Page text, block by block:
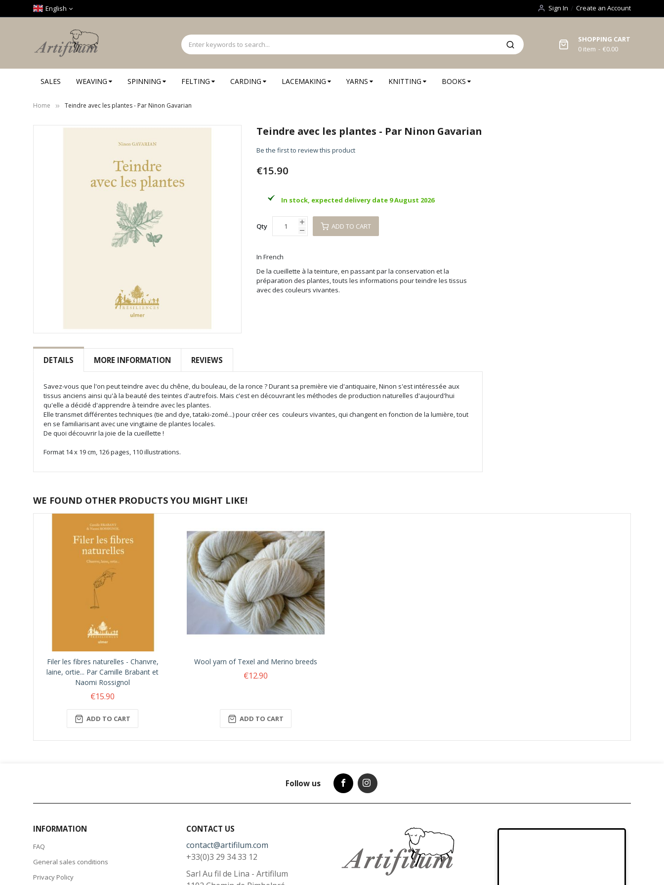
English Sign In Create an Account
SHOPPING CART
0 item €0.00
SALES WEAVING SPINNING FELTING CARDING LACEMAKING YARNS KNITTING BOOKS
Home Teindre avec les plantes - Par Ninon Gavarian
to
beginning
images
gallery
Teindre avec les plantes - Par Ninon Gavarian
Be the first to review this product
€15.90
In stock, expected delivery date 9 August 2026
Qty ADD TO CART
In French
De la cueillette à la teinture, en passant par la conservation et la
préparation des plantes, touts les informations pour teindre les tissus
avec des couleurs vivantes.
DETAILS MORE INFORMATION REVIEWS
Savez-vous que l'on peut teindre avec du chêne, du bouleau, de la ronce ? Durant sa première vie d'antiquaire, Ninon s'est intéressée aux
tissus anciens ainsi qu'à la beauté des teintes d'autrefois. Mais c'est en découvrant les méthodes de production naturelles d'aujourd'hui
qu'elle a décidé d'apprendre à teindre avec les plantes.
Elle transmet différentes techniques (tie and dye, tataki-zomé...) pour créer ces couleurs vivantes, qui changent en fonction de la lumière, tout
en se familiarisant avec une vingtaine de plantes locales.
De quoi découvrir la joie de la cueillette !
Format 14 x 19 cm, 126 pages, 110 illustrations.
WE FOUND OTHER PRODUCTS YOU MIGHT LIKE!
Filer les fibres naturelles - Chanvre,
laine, ortie... Par Camille Brabant et
Naomi Rossignol
€15.90
ADD TO CART
Wool yarn of Texel and Merino breeds
€12.90
ADD TO CART
Follow us
INFORMATION
FAQ
General sales conditions
Privacy Policy
CONTACT US
contact@artifilum.com
+33(0)3 29 34 33 12
Sarl Au fil de Lina - Artifilum
Cookies management panel